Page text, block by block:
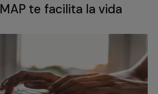
te facilita la vida